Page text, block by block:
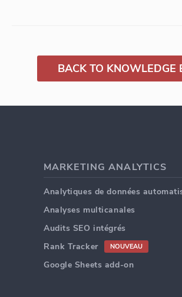
BACK TO KNOWLEDGE
MARKETING ANALYTICS
Analytiques de données
Analyses multicanales
Audits SEO intégrés
Rank Tracker
NOUVEAU
Google Sheets add-on